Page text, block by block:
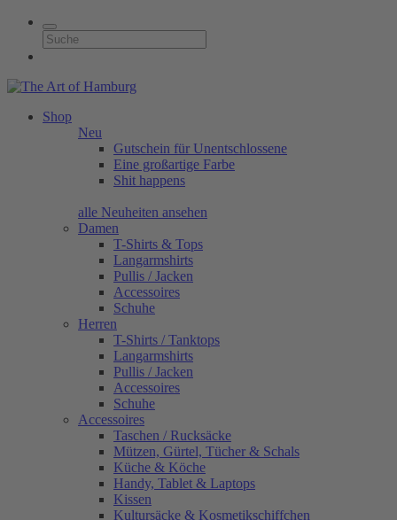
Shop
Neu
Gutschein für Unentschlossene
Eine großartige Farbe
Shit happens
alle Neuheiten ansehen
Damen
T-Shirts & Tops
Langarmshirts
Pullis / Jacken
Accessoires
Schuhe
Herren
T-Shirts / Tanktops
Langarmshirts
Pullis / Jacken
Accessoires
Schuhe
Accessoires
Taschen / Rucksäcke
Mützen, Gürtel, Tücher & Schals
Küche & Köche
Handy, Tablet & Laptops
Kissen
Kultursäcke & Kosmetikschiffchen